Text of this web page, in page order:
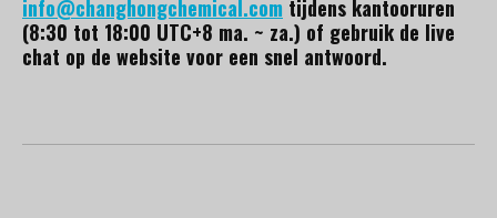
info@changhongchemical.com tijdens kantooruren
(8:30 tot 18:00 UTC+8 ma. ~ za.) of gebruik de live
chat op de website voor een snel antwoord.